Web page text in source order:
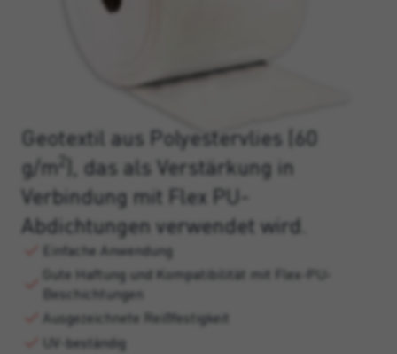
Geotextil aus Polyestervlies (60
g/m
), das als Verstärkung in
Verbindung mit Flex PU-
Abdichtungen verwendet wird.
Einfache Anwendung
Gute Haftung und Kompatibilität mit Flex-PU-
Beschichtungen
Ausgezeichnete Reißfestigkeit
UV-beständig